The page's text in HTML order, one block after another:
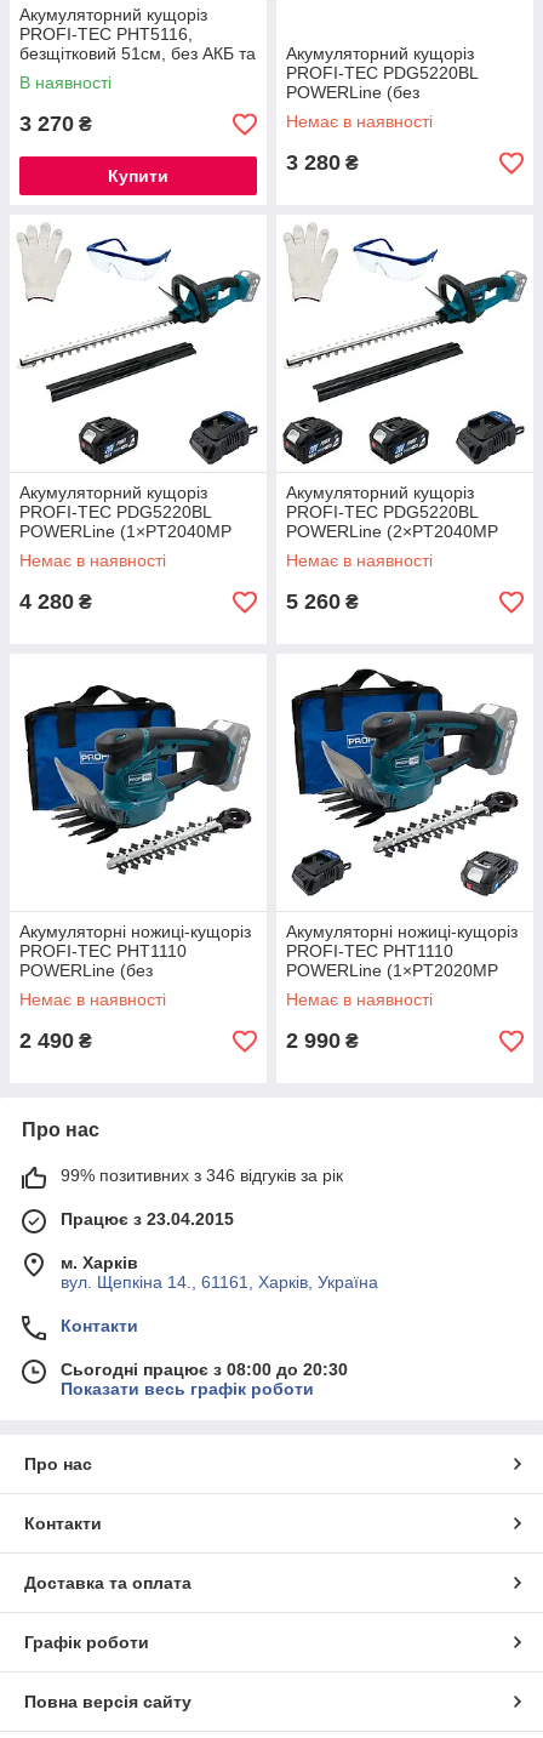
Акумуляторний кущоріз
PROFI-TEC PHT5116,
безщітковий 51см, без АКБ та
ЗП, Коробка
В наявності
3 270 ₴
Купити
Акумуляторний кущоріз
PROFI-TEC PDG5220BL
POWERLine (без
акумулятора та зарядного
пристрою)
Немає в наявності
3 280 ₴
Акумуляторний кущоріз
PROFI-TEC PDG5220BL
POWERLine (1×PT2040MP
(4.0 Аг), зарядний пристрій)
Немає в наявності
4 280 ₴
Акумуляторний кущоріз
PROFI-TEC PDG5220BL
POWERLine (2×PT2040MP
(4.0 Аг), зарядний пристрій)
Немає в наявності
5 260 ₴
Акумуляторні ножиці-кущоріз
PROFI-TEC PHT1110
POWERLine (без
акумулятора та зарядного
пристрою)
Немає в наявності
2 490 ₴
Акумуляторні ножиці-кущоріз
PROFI-TEC PHT1110
POWERLine (1×PT2020MP
(2.0 Aг), зарядний пристрій)
Немає в наявності
2 990 ₴
Про нас
99% позитивних з 346 відгуків за рік
Працює з 23.04.2015
м. Харків
вул. Щепкіна 14., 61161, Харків, Україна
Контакти
Сьогодні працює з 08:00 до 20:30
Показати весь графік роботи
Про нас
Контакти
Доставка та оплата
Графік роботи
Повна версія сайту